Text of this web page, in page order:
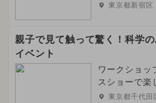
東京都新宿区
親子で見て触って驚く！科学
イベント
ワークショッ
スショーで楽
東京都千代田